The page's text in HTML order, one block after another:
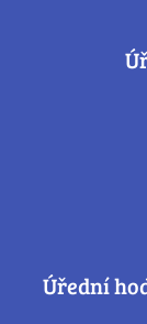
Úřední